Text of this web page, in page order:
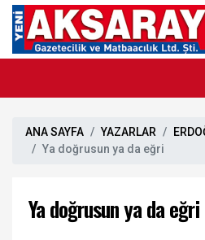
ANA SAYFA YAZARLAR
Ya doğrusun ya da eğri
Ya doğrusun ya da